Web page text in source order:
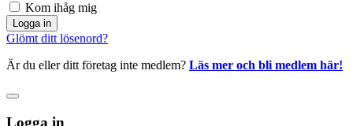
Kom ihåg mig
Logga in
Glömt ditt lösenord?
Är du eller ditt företag inte medlem? Läs mer och bli medlem här!
Logga in